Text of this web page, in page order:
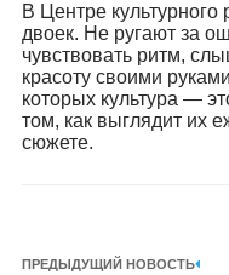
В Центре культурного
двоек. Не ругают за
чувствовать ритм,
красоту своими
которых культура —
том, как выглядит их
сюжете.
ПРЕДЫДУЩИЙ НОВОСТЬ